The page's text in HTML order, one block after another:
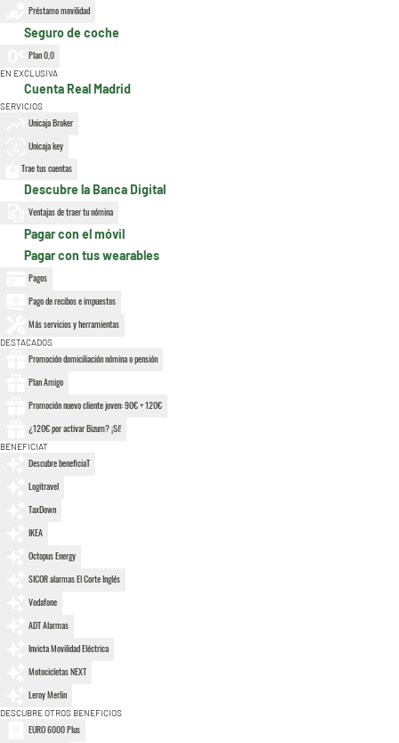
Préstamo movilidad
Seguro de coche
Plan 0,0
EN EXCLUSIVA
Cuenta Real Madrid
SERVICIOS
Unicaja Broker
Unicaja key
Trae tus cuentas
Descubre la Banca Digital
Ventajas de traer tu nómina
Pagar con el móvil
Pagar con tus wearables
Pagos
Pago de recibos e impuestos
Más servicios y herramientas
DESTACADOS
Promoción domiciliación nómina o pensión
Plan Amigo
Promoción nuevo cliente joven: 90€ + 120€
¿120€ por activar Bizum? ¡Sí!
BENEFICIAT
Descubre beneficiaT
Logitravel
TaxDown
IKEA
Octopus Energy
SICOR alarmas El Corte Inglés
Vodafone
ADT Alarmas
Invicta Movilidad Eléctrica
Motocicletas NEXT
Leroy Merlin
DESCUBRE OTROS BENEFICIOS
EURO 6000 Plus